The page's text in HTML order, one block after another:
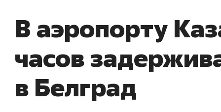
В аэропорту
часов
в Белград